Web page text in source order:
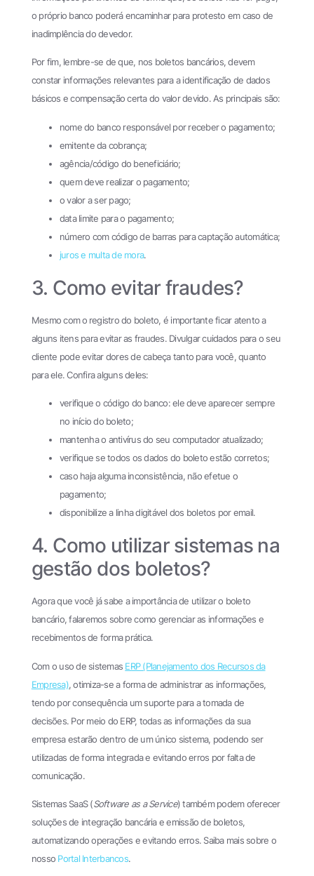
o próprio banco poderá encaminhar para protesto em caso de
inadimplência do devedor.
Por fim, lembre-se de que, nos boletos bancários, devem
constar informações relevantes para a identificação de dados
básicos e compensação certa do valor devido. As principais são:
nome do banco responsável por receber o pagamento;
emitente da cobrança;
agência/código do beneficiário;
quem deve realizar o pagamento;
o valor a ser pago;
data limite para o pagamento;
número com código de barras para captação automática;
juros e multa de mora.
3. Como evitar fraudes?
Mesmo com o registro do boleto, é importante ficar atento a
alguns itens para evitar as fraudes. Divulgar cuidados para o seu
cliente pode evitar dores de cabeça tanto para você, quanto
para ele. Confira alguns deles:
verifique o código do banco: ele deve aparecer sempre
no início do boleto;
mantenha o antivírus do seu computador atualizado;
verifique se todos os dados do boleto estão corretos;
caso haja alguma inconsistência, não efetue o
pagamento;
disponibilize a linha digitável dos boletos por email.
4. Como utilizar sistemas na
gestão dos boletos?
Agora que você já sabe a importância de utilizar o boleto
bancário, falaremos sobre como gerenciar as informações e
recebimentos de forma prática.
Com o uso de sistemas ERP (Planejamento dos Recursos da
Empresa), otimiza-se a forma de administrar as informações,
tendo por consequência um suporte para a tomada de
decisões. Por meio do ERP, todas as informações da sua
empresa estarão dentro de um único sistema, podendo ser
utilizadas de forma integrada e evitando erros por falta de
comunicação.
Sistemas SaaS (Software as a Service) também podem oferecer
soluções de integração bancária e emissão de boletos,
automatizando operações e evitando erros. Saiba mais sobre o
nosso Portal Interbancos.